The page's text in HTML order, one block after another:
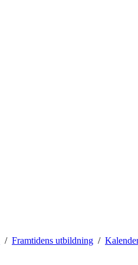
Framtidens utbildning